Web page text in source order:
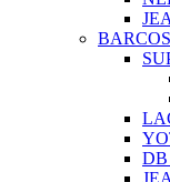
DB